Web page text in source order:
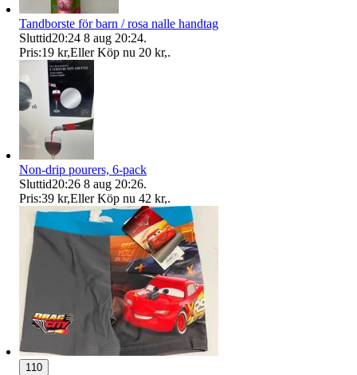
Tandborste för barn / rosa nalle handtag
Sluttid20:24 8 aug 20:24.
Pris:19 kr,Eller Köp nu 20 kr,.
Non-drip pourers, 6-pack
Sluttid20:26 8 aug 20:26.
Pris:39 kr,Eller Köp nu 42 kr,.
110